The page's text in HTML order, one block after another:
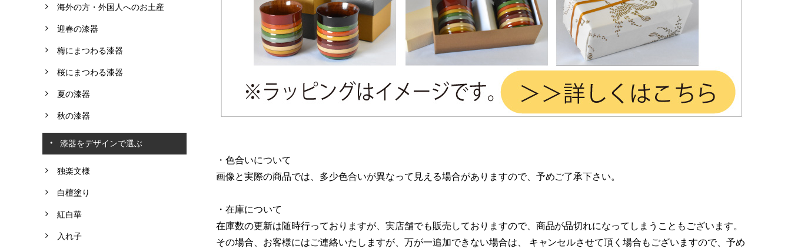
海外の方・外国人へのお土産
迎春の漆器
梅にまつわる漆器
桜にまつわる漆器
夏の漆器
秋の漆器
漆器をデザインで選ぶ
独楽文様
白檀塗り
紅白華
入れ子
・色合いについて
画像と実際の商品では、多少色合いが異なって見える場合がありますので、予めご了承下さい。
・在庫について
在庫数の更新は随時行っておりますが、実店舗でも販売しておりますので、商品が品切れになってしまうこともございます。
その場合、お客様にはご連絡いたしますが、万が一追加できない場合は、 キャンセルさせて頂く場合もございますので、予め